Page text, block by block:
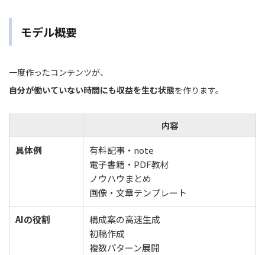
モデル概要
一度作ったコンテンツが、
自分が働いていない時間にも収益を生む状態を作ります。
内容
具体例
有料記事・note
電子書籍・PDF教材
ノウハウまとめ
画像・文章テンプレート
AIの役割
構成案の高速生成
初稿作成
複数パターン展開